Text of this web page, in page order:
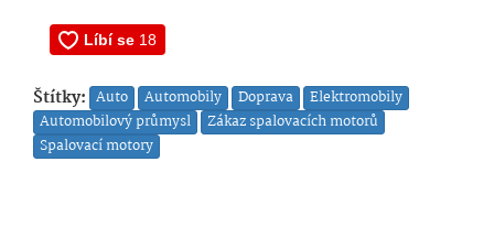
Štítky: Auto Automobily Doprava
Elektromobily
Automobilový průmysl
Zákaz spalovacích motorů
Spalovací motory